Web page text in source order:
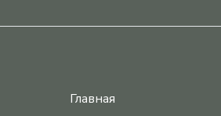
Главная